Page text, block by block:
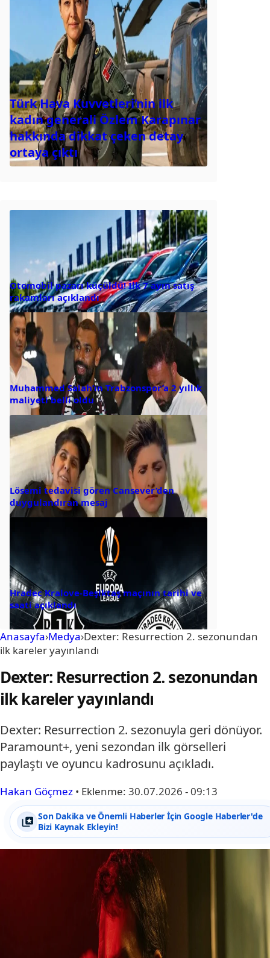
Türk Hava Kuvvetleri’nin ilk
kadın generali Özlem Karapınar
hakkında dikkat çeken detay
ortaya çıktı
Otomobil pazarı küçüldü! İlk 7 ayın satış
rakamları açıklandı
Muhammed Salah’ın Trabzonspor’a 2 yıllık
maliyeti belli oldu
Lösemi tedavisi gören Cansever’den
duygulandıran mesaj
Hradec Kralove-Beşiktaş maçının tarihi ve
saati açıklandı
Anasayfa›Medya›Dexter: Resurrection 2. sezonundan
ilk kareler yayınlandı
Dexter: Resurrection 2. sezonundan
ilk kareler yayınlandı
Dexter: Resurrection 2. sezonuyla geri dönüyor.
Paramount+, yeni sezondan ilk görselleri
paylaştı ve oyuncu kadrosunu açıkladı.
Hakan Göçmez • Eklenme: 30.07.2026 - 09:13
Son Dakika ve Önemli Haberler İçin Google Haberler'de
Bizi Kaynak Ekleyin!